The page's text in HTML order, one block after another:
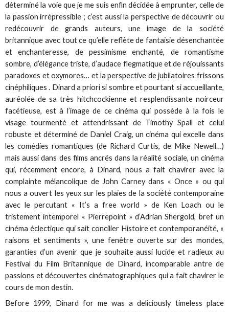
déterminé la voie que je me suis enfin décidée à emprunter, celle de
la passion irrépressible ; c’est aussi la perspective de découvrir ou
redécouvrir de grands auteurs, une image de la société
britannique avec tout ce qu’elle reflète de fantaisie désenchantée
et enchanteresse, de pessimisme enchanté, de romantisme
sombre, d’élégance triste, d’audace flegmatique et de réjouissants
paradoxes et oxymores… et la perspective de jubilatoires frissons
cinéphiliques . Dinard a priori si sombre et pourtant si accueillante,
auréolée de sa très hitchcockienne et resplendissante noirceur
facétieuse, est à l’image de ce cinéma qui possède à la fois le
visage tourmenté et attendrissant de Timothy Spall et celui
robuste et déterminé de Daniel Craig, un cinéma qui excelle dans
les comédies romantiques (de Richard Curtis, de Mike Newell…)
mais aussi dans des films ancrés dans la réalité sociale, un cinéma
qui, récemment encore, à Dinard, nous a fait chavirer avec la
complainte mélancolique de John Carney dans « Once » ou qui
nous a ouvert les yeux sur les plaies de la société contemporaine
avec le percutant « It’s a free world » de Ken Loach ou le
tristement intemporel « Pierrepoint » d’Adrian Shergold, bref un
cinéma éclectique qui sait concilier Histoire et contemporanéité, «
raisons et sentiments », une fenêtre ouverte sur des mondes,
garanties d’un avenir que je souhaite aussi lucide et radieux au
Festival du Film Britannique de Dinard, incomparable antre de
passions et découvertes cinématographiques qui a fait chavirer le
cours de mon destin.
Before 1999, Dinard for me was a deliciously timeless place